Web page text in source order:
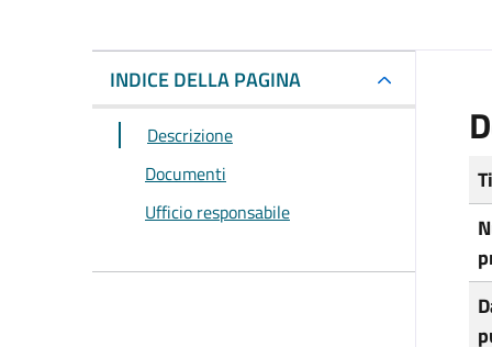
INDICE DELLA PAGINA
Descrizione
Documenti
Ufficio responsabile